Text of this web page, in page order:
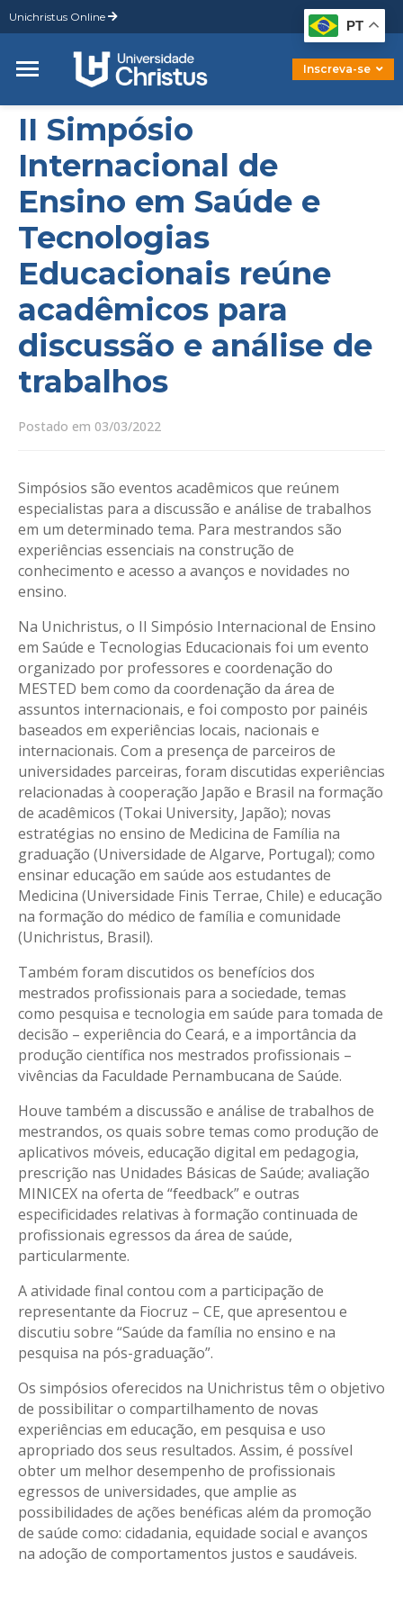
Unichristus Online
Inscreva-se
Graduação
Pós-Graduação
Mestrado
Doutorado
II Simpósio
Internacional de
Ensino em Saúde e
Tecnologias
Educacionais reúne
acadêmicos para
discussão e análise de
trabalhos
Postado em 03/03/2022
Simpósios são eventos acadêmicos que reúnem
especialistas para a discussão e análise de trabalhos
em um determinado tema. Para mestrandos são
experiências essenciais na construção de
conhecimento e acesso a avanços e novidades no
ensino.
Na Unichristus, o II Simpósio Internacional de Ensino
em Saúde e Tecnologias Educacionais foi um evento
organizado por professores e coordenação do
MESTED bem como da coordenação da área de
assuntos internacionais, e foi composto por painéis
baseados em experiências locais, nacionais e
internacionais. Com a presença de parceiros de
universidades parceiras, foram discutidas experiências
relacionadas à cooperação Japão e Brasil na formação
de acadêmicos (Tokai University, Japão); novas
estratégias no ensino de Medicina de Família na
graduação (Universidade de Algarve, Portugal); como
ensinar educação em saúde aos estudantes de
Medicina (Universidade Finis Terrae, Chile) e educação
na formação do médico de família e comunidade
(Unichristus, Brasil).
Também foram discutidos os benefícios dos
mestrados profissionais para a sociedade, temas
como pesquisa e tecnologia em saúde para tomada de
decisão – experiência do Ceará, e a importância da
produção científica nos mestrados profissionais –
vivências da Faculdade Pernambucana de Saúde.
Houve também a discussão e análise de trabalhos de
mestrandos, os quais sobre temas como produção de
aplicativos móveis, educação digital em pedagogia,
prescrição nas Unidades Básicas de Saúde; avaliação
MINICEX na oferta de “feedback” e outras
especificidades relativas à formação continuada de
profissionais egressos da área de saúde,
particularmente.
A atividade final contou com a participação de
representante da Fiocruz – CE, que apresentou e
discutiu sobre “Saúde da família no ensino e na
pesquisa na pós-graduação”.
Os simpósios oferecidos na Unichristus têm o objetivo
de possibilitar o compartilhamento de novas
experiências em educação, em pesquisa e uso
apropriado dos seus resultados. Assim, é possível
obter um melhor desempenho de profissionais
egressos de universidades, que amplie as
possibilidades de ações benéficas além da promoção
de saúde como: cidadania, equidade social e avanços
na adoção de comportamentos justos e saudáveis.
PT